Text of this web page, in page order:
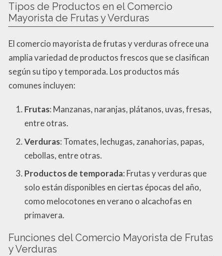
Tipos de Productos en el Comercio
Mayorista de Frutas y Verduras
El comercio mayorista de frutas y verduras ofrece una
amplia variedad de productos frescos que se clasifican
según su tipo y temporada. Los productos más
comunes incluyen:
Frutas: Manzanas, naranjas, plátanos, uvas, fresas,
entre otras.
Verduras: Tomates, lechugas, zanahorias, papas,
cebollas, entre otras.
Productos de temporada: Frutas y verduras que
solo están disponibles en ciertas épocas del año,
como melocotones en verano o alcachofas en
primavera.
Funciones del Comercio Mayorista de Frutas
y Verduras